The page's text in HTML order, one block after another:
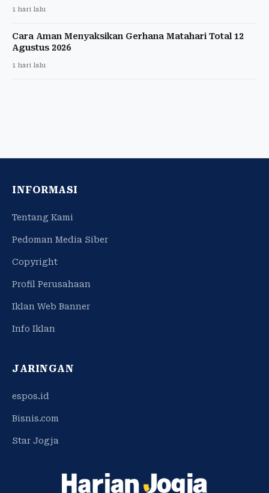
1 hari lalu
Cara Aman Menyaksikan Gerhana Matahari Total 12
Agustus 2026
1 hari lalu
INFORMASI
Tentang Kami
Pedoman Media Siber
Copyright
Profil Perusahaan
Iklan Web Banner
Info Iklan
JARINGAN
espos.id
Bisnis.com
Star Jogja